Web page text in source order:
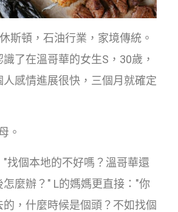
斯頓，石油行業，家境傳統。
了在溫哥華的女生S，30歲，
人感情進展很快，三個月就確定
。
找個本地的不好嗎？溫哥華還
麼辦？" L的媽媽更直接："你
，什麼時候是個頭？不如找個